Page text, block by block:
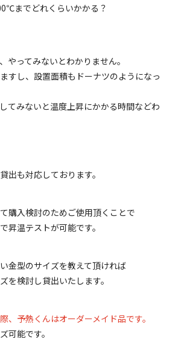
までどれくらいかかる？
やってみないとわかりません。
すし、設置面積もドーナツのようになっ
てみないと温度上昇にかかる時間などわ
出も対応しております。
購入検討のためご使用頂くことで
昇温テストが可能です。
金型のサイズを教えて頂ければ
を検討し貸出いたします。
、予熱くんはオーダーメイド品です。
可能です。